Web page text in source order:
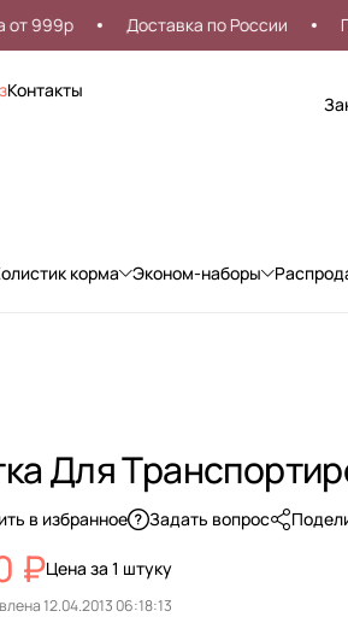
Доставка по России
Контакты
корма Эконом-наборы
Для
в избранное Задать вопрос
₽Цена за 1 штуку